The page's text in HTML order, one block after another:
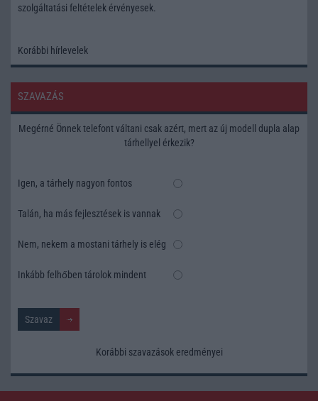
szolgáltatási feltételek érvényesek.
Korábbi hírlevelek
SZAVAZÁS
Megérné Önnek telefont váltani csak azért, mert az új modell dupla alap
tárhellyel érkezik?
Igen, a tárhely nagyon fontos
Talán, ha más fejlesztések is vannak
Nem, nekem a mostani tárhely is elég
Inkább felhőben tárolok mindent
Korábbi szavazások eredményei